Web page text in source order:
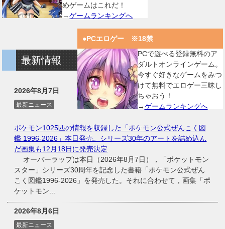
めゲームはこれだ！
→ゲームランキングへ
●PCエロゲー ※18禁
PCで遊べる登録無料のア
ダルトオンラインゲーム。
今すぐ好きなゲームをみつ
けて無料でエロゲー三昧し
ちゃおう！
→ゲームランキングへ
最新情報
2026年8月7日
最新ニュース
ポケモン1025匹の情報を収録した「ポケモン公式ぜんこく図
鑑 1996-2026」本日発売。シリーズ30年のアートを詰め込ん
だ画集も12月18日に発売決定
オーバーラップは本日（2026年8月7日），「ポケットモン
スター」シリーズ30周年を記念した書籍「ポケモン公式ぜん
こく図鑑1996-2026」を発売した。それに合わせて，画集「ポ
ケットモン...
2026年8月6日
最新ニュース